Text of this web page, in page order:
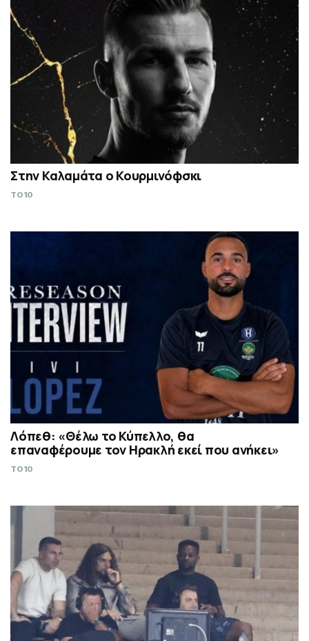
Στην Καλαμάτα ο Κουρμινόφσκι
TO10
Λόπεθ: «Θέλω το Κύπελλο, θα
επαναφέρουμε τον Ηρακλή εκεί που ανήκει»
TO10